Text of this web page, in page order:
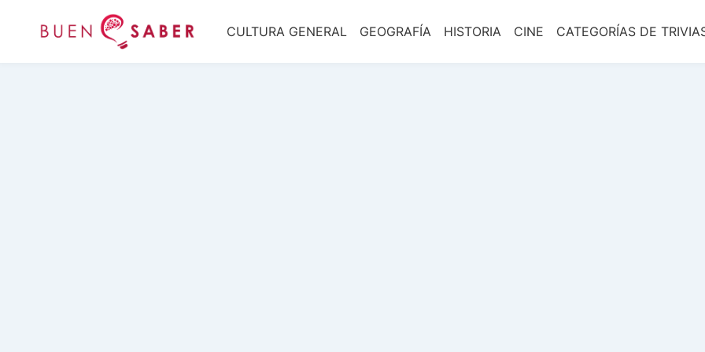
CULTURA GENERAL GEOGRAFÍA HISTORIA CINE CATEGORÍAS DE